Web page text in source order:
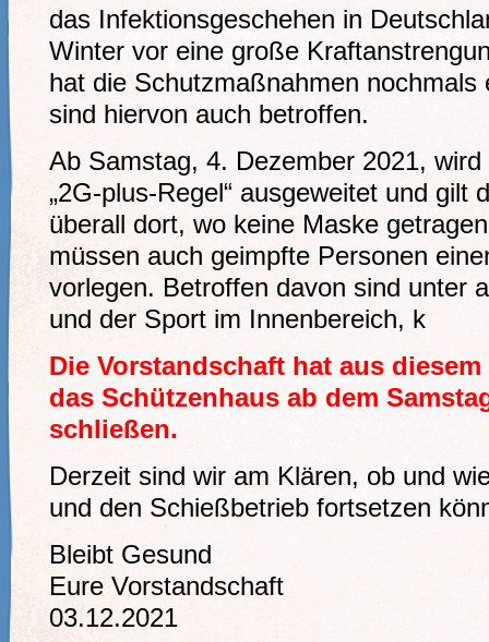
das Infektionsgeschehen in
Winter vor eine große
hat die Schutzmaßnahmen nochmals
sind hiervon auch betroffen.
Ab Samstag, 4. Dezember 2021,
„2G-plus-Regel“ ausgeweitet und gilt
überall dort, wo keine Maske
müssen auch geimpfte Personen
vorlegen. Betroffen davon sind unter
und der Sport im Innenbereich, k
Die Vorstandschaft hat aus
das Schützenhaus ab dem
schließen.
Derzeit sind wir am Klären, ob und
und den Schießbetrieb fortsetzen
Bleibt Gesund
Eure Vorstandschaft
03.12.2021